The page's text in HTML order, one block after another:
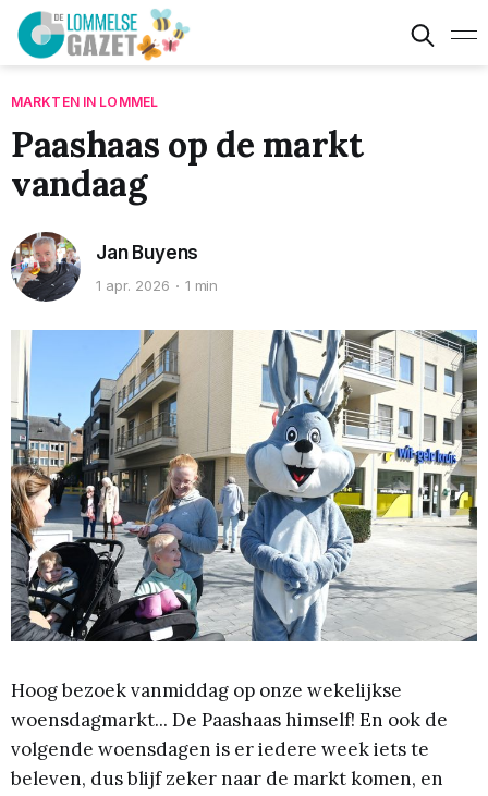
MARKTEN IN LOMMEL
Paashaas op de markt
vandaag
Jan Buyens
1 apr. 2026 1 min
Hoog bezoek vanmiddag op onze wekelijkse
woensdagmarkt... De Paashaas himself! En ook de
volgende woensdagen is er iedere week iets te
beleven, dus blijf zeker naar de markt komen, en